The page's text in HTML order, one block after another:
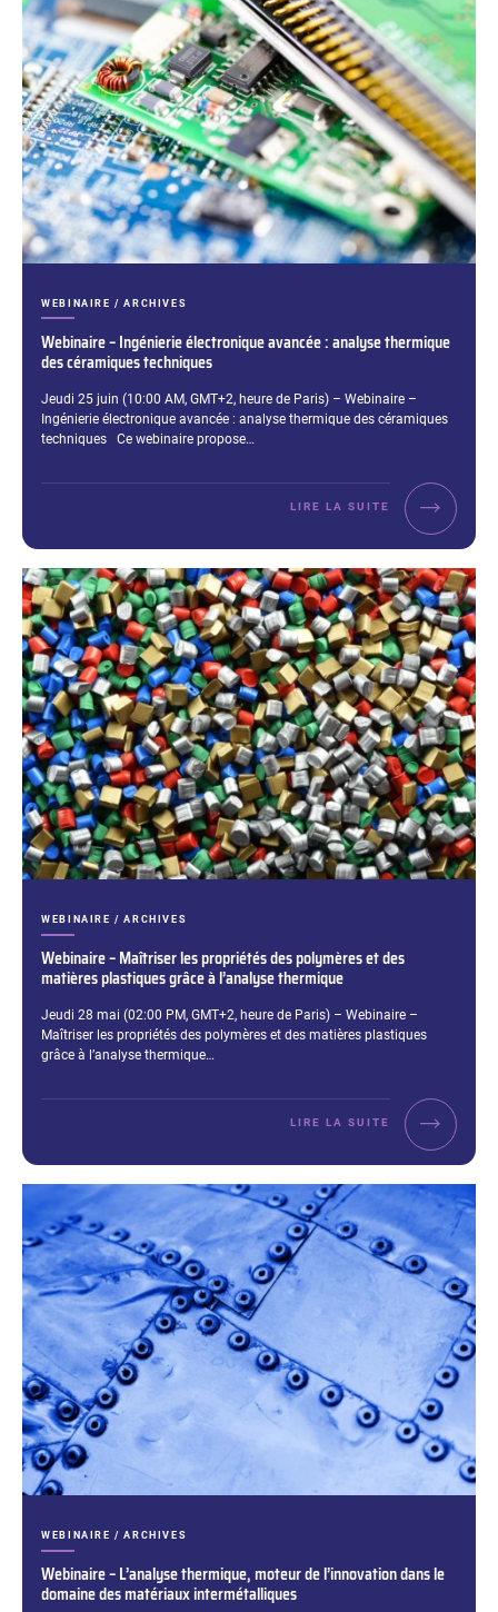
Webinaire – Ingénierie électronique avancée : analyse thermique
des céramiques techniques
CATÉGORIES :
WEBINAIRE / ARCHIVES
Extrait :
Jeudi 25 juin (10:00 AM, GMT+2, heure de Paris) – Webinaire –
Ingénierie électronique avancée : analyse thermique des céramiques
techniques Ce webinaire propose…
LIRE LA SUITE
Webinaire – Maîtriser les propriétés des polymères et des
matières plastiques grâce à l’analyse thermique
CATÉGORIES :
WEBINAIRE / ARCHIVES
Extrait :
Jeudi 28 mai (02:00 PM, GMT+2, heure de Paris) – Webinaire –
Maîtriser les propriétés des polymères et des matières plastiques
grâce à l’analyse thermique…
LIRE LA SUITE
Webinaire – L’analyse thermique, moteur de l’innovation dans le
domaine des matériaux intermétalliques
CATÉGORIES :
WEBINAIRE / ARCHIVES